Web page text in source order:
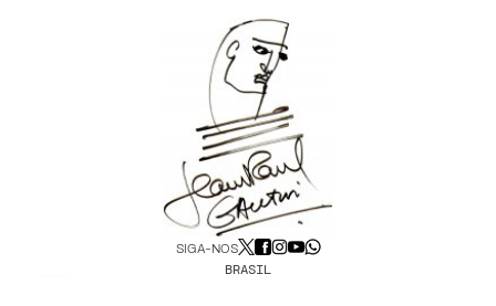
SIGA-NOS
BRASIL